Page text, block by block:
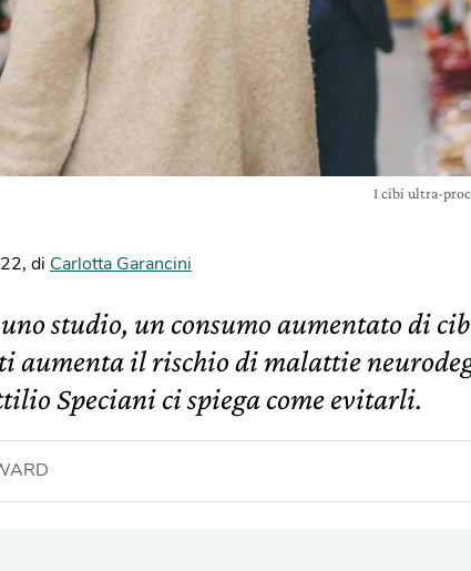
I cibi ultra-
, di Carlotta Garancini
uno studio, un consumo aumentato di
aumenta il rischio di malattie
Speciani ci spiega come evitarli.